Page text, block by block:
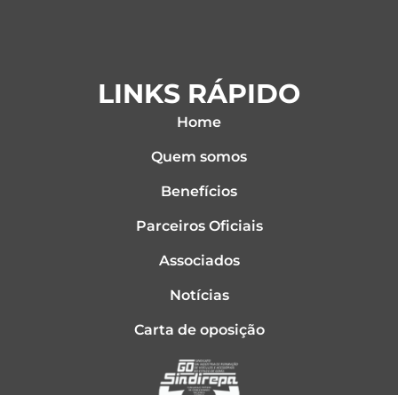
LINKS RÁPIDO
Home
Quem somos
Benefícios
Parceiros Oficiais
Associados
Notícias
Carta de oposição